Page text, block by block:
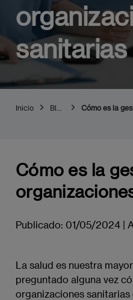
sanitarias
Inicio Cómo es la
Cómo es la
Publicado: 01/05/2024 |
La salud es nuestra
preguntado alguna vez
organizaciones